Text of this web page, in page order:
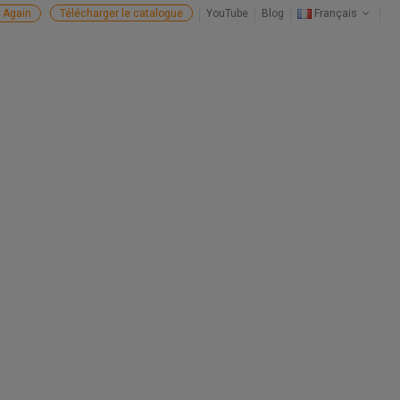
Français
Blog
YouTube
Télécharger le catalogue
Again